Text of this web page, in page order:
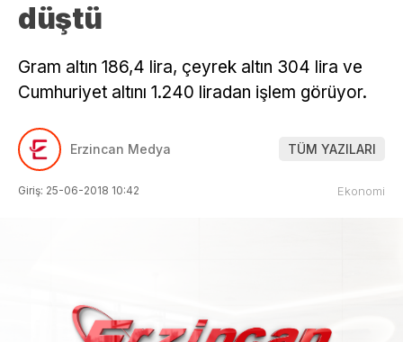
düştü
Gram altın 186,4 lira, çeyrek altın 304 lira ve
Cumhuriyet altını 1.240 liradan işlem görüyor.
Erzincan Medya TÜM YAZILARI
Giriş: 25-06-2018 10:42 Ekonomi